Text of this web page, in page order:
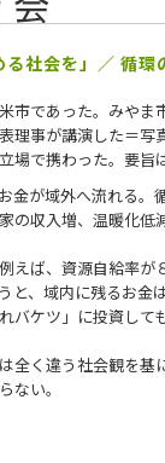
社会を」／ 循環
市であった。みや
理事が講演した＝写
場で携わった。要旨
金が域外へ流れる。
の収入増、温暖化低
えば、資源自給率が
と、域内に残るお金
バケツ」に投資して
全く違う社会観を基
ない。